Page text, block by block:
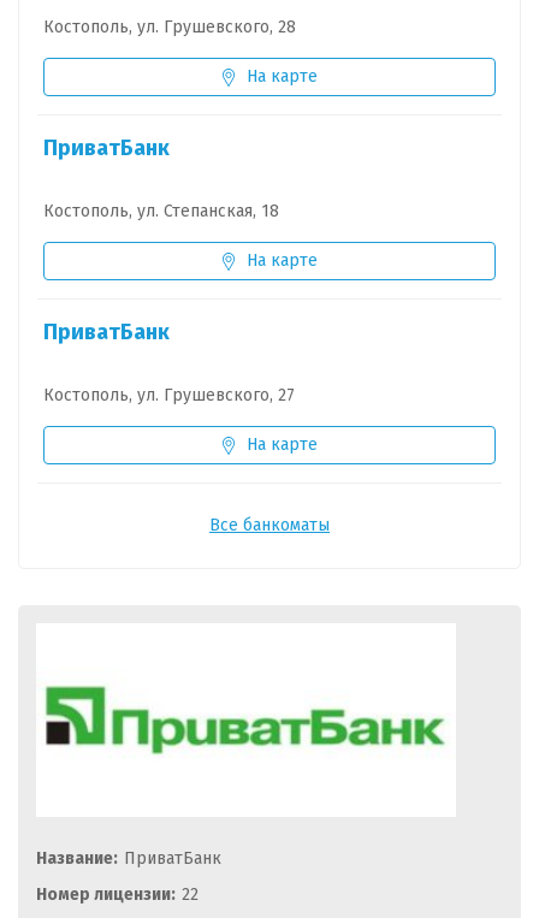
Костополь, ул. Грушевского, 28
На карте
ПриватБанк
Костополь, ул. Степанская, 18
На карте
ПриватБанк
Костополь, ул. Грушевского, 27
На карте
Все банкоматы
Название: ПриватБанк
Номер лицензии: 22